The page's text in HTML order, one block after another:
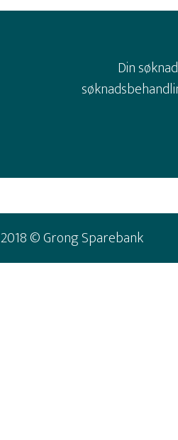
Din
2018 © Grong Sparebank